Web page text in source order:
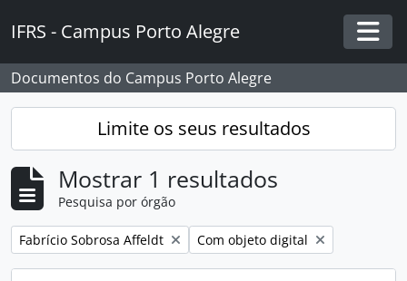
IFRS - Campus Porto Alegre
Documentos do Campus Porto Alegre
Limite os seus resultados
Mostrar 1 resultados
Pesquisa por órgão
Remover filtro:
Fabrício Sobrosa Affeldt Remover filtro:
Com objeto digital